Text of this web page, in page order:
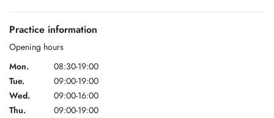
Dear Patients,
Practice information
Opening hours
Mon.
08:30-19:00
Tue.
09:00-19:00
Wed.
09:00-16:00
Thu.
09:00-19:00